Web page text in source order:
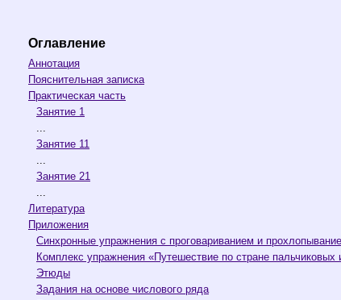
Оглавление
Аннотация
Пояснительная записка
Практическая часть
Занятие 1
Занятие 11
Занятие 21
Литература
Приложения
Синхронные упражнения с проговариванием и
Комплекс упражнения «Путешествие по стране пальчиковых
Этюды
Задания на основе числового ряда